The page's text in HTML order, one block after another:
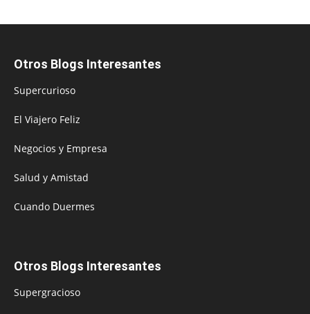
Otros Blogs Interesantes
Supercurioso
El Viajero Feliz
Negocios y Empresa
Salud y Amistad
Cuando Duermes
Otros Blogs Interesantes
Supergracioso